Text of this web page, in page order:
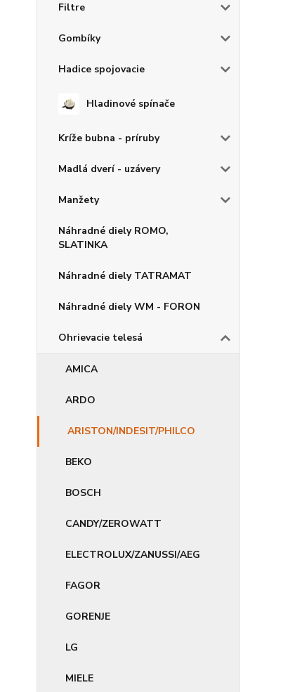
Filtre
Gombíky
Hadice spojovacie
Hladinové spínače
Kríže bubna - príruby
Madlá dverí - uzávery
Manžety
Náhradné diely ROMO,
SLATINKA
Náhradné diely TATRAMAT
Náhradné diely WM - FORON
Ohrievacie telesá
AMICA
ARDO
ARISTON/INDESIT/PHILCO
BEKO
BOSCH
CANDY/ZEROWATT
ELECTROLUX/ZANUSSI/AEG
FAGOR
GORENJE
LG
MIELE